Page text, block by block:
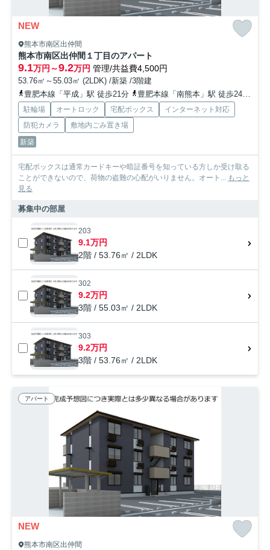
NEW
熊本市南区出仲間
熊本市南区出仲間１丁目のアパート
9.1万円～9.2万円 管理/共益費4,500円
53.76㎡～55.03㎡ (2LDK) /新築 /3階建
豊肥本線「平成」駅 徒歩21分
豊肥本線「南熊本」駅 徒歩24分
駐輪場 オートロック 宅配ボックス
インターネット対応
防犯カメラ
敷地内ごみ置き場
新築
宅配ボックスは通常カードキーや暗証番号を知っている方しか受け取る
ことができないので、荷物の盗難の心配がいりません。オート... もっと
見る
募集中の部屋
203
9.1万円
2階 / 53.76㎡ / 2LDK
302
9.2万円
3階 / 55.03㎡ / 2LDK
303
9.2万円
3階 / 53.76㎡ / 2LDK
アパート
NEW
熊本市南区出仲間